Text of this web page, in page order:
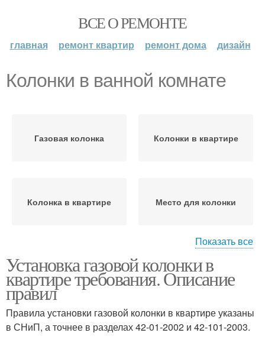
ВСЕ О РЕМОНТЕ
главная ремонт квартир ремонт дома дизайн
Колонки в ванной комнате
Газовая колонка Колонки в квартире
Колонка в квартире Место для колонки
комнате
комнате
Колонки в деревянном
Колонки в частный дом
Показать все
Установка газовой колонки в
квартире требования. Описание
правил
Правила установки газовой колонки в квартире указаны
в СНиП, а точнее в разделах 42-01-2002 и 42-101-2003.